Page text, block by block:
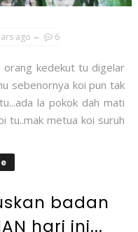
ago 6
orang kedekut tu digelar
sebenornya koi pun tak
la pokok dah mati
tu..mak metua koi suruh
badan
hari ini...